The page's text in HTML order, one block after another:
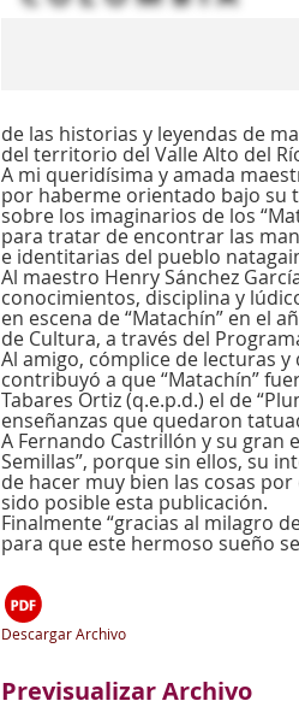
de las historias y leyendas de
del territorio del Valle Alto del
A mi queridísima y amada
por haberme orientado bajo su
sobre los imaginarios de los
para tratar de encontrar las
e identitarias del pueblo
Al maestro Henry Sánchez
conocimientos, disciplina y
en escena de “Matachín” en el
de Cultura, a través del
Al amigo, cómplice de lecturas
contribuyó a que “Matachín”
Tabares Ortiz (q.e.p.d.) el de
enseñanzas que quedaron
A Fernando Castrillón y su gran
Semillas”, porque sin ellos, su
de hacer muy bien las cosas
sido posible esta publicación.
Finalmente “gracias al milagro
para que este hermoso sueño
Descargar Archivo
Previsualizar Archivo